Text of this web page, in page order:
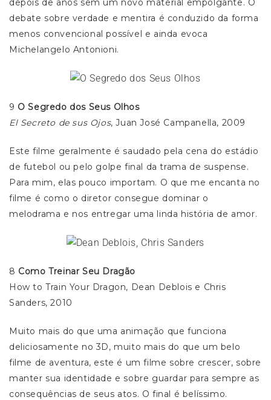
depois de anos sem um novo material empolgante. O
debate sobre verdade e mentira é conduzido da forma
menos convencional possível e ainda evoca
Michelangelo Antonioni.
9 O Segredo dos Seus Olhos
El Secreto de sus Ojos, Juan José Campanella, 2009
Este filme geralmente é saudado pela cena do estádio
de futebol ou pelo golpe final da trama de suspense.
Para mim, elas pouco importam. O que me encanta no
filme é como o diretor consegue dominar o
melodrama e nos entregar uma linda história de amor.
8 Como Treinar Seu Dragão
How to Train Your Dragon, Dean Deblois e Chris
Sanders, 2010
Muito mais do que uma animação que funciona
deliciosamente no 3D, muito mais do que um belo
filme de aventura, este é um filme sobre crescer, sobre
manter sua identidade e sobre guardar para sempre as
consequências de seus atos. O final é belíssimo.